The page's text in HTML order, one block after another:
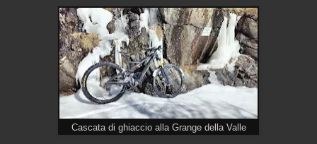
Cascata di ghiaccio alla Grange della Valle